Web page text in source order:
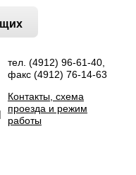
тел. (4912) 96-61-40,
факс (4912) 76-14-63
Контакты, схема
проезда и режим
работы